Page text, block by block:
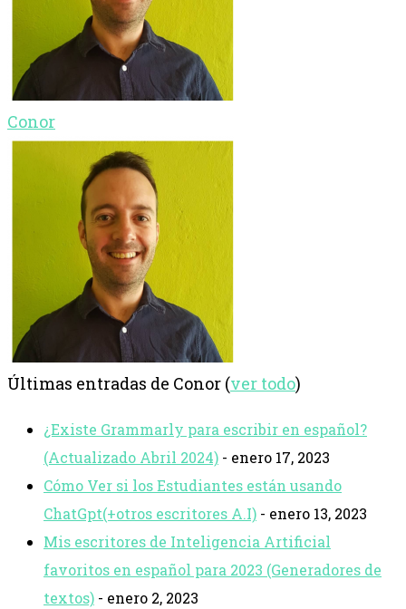
Conor
Últimas entradas de Conor (ver todo)
¿Existe Grammarly para escribir en español?
(Actualizado Abril 2024) - enero 17, 2023
Cómo Ver si los Estudiantes están usando
ChatGpt(+otros escritores A.I) - enero 13, 2023
Mis escritores de Inteligencia Artificial
favoritos en español para 2023 (Generadores de
textos) - enero 2, 2023